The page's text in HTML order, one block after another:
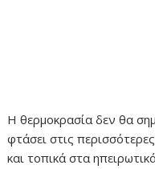
Η θερμοκρασία δεν θα
φτάσει στις
και τοπικά στα